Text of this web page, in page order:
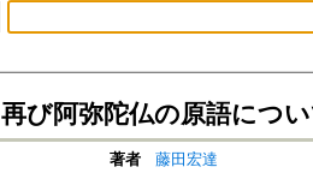
再び阿弥陀仏の原語につ
著者
藤田宏達